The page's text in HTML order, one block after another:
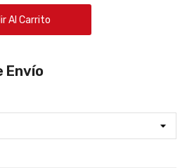
Al Carrito
Envío